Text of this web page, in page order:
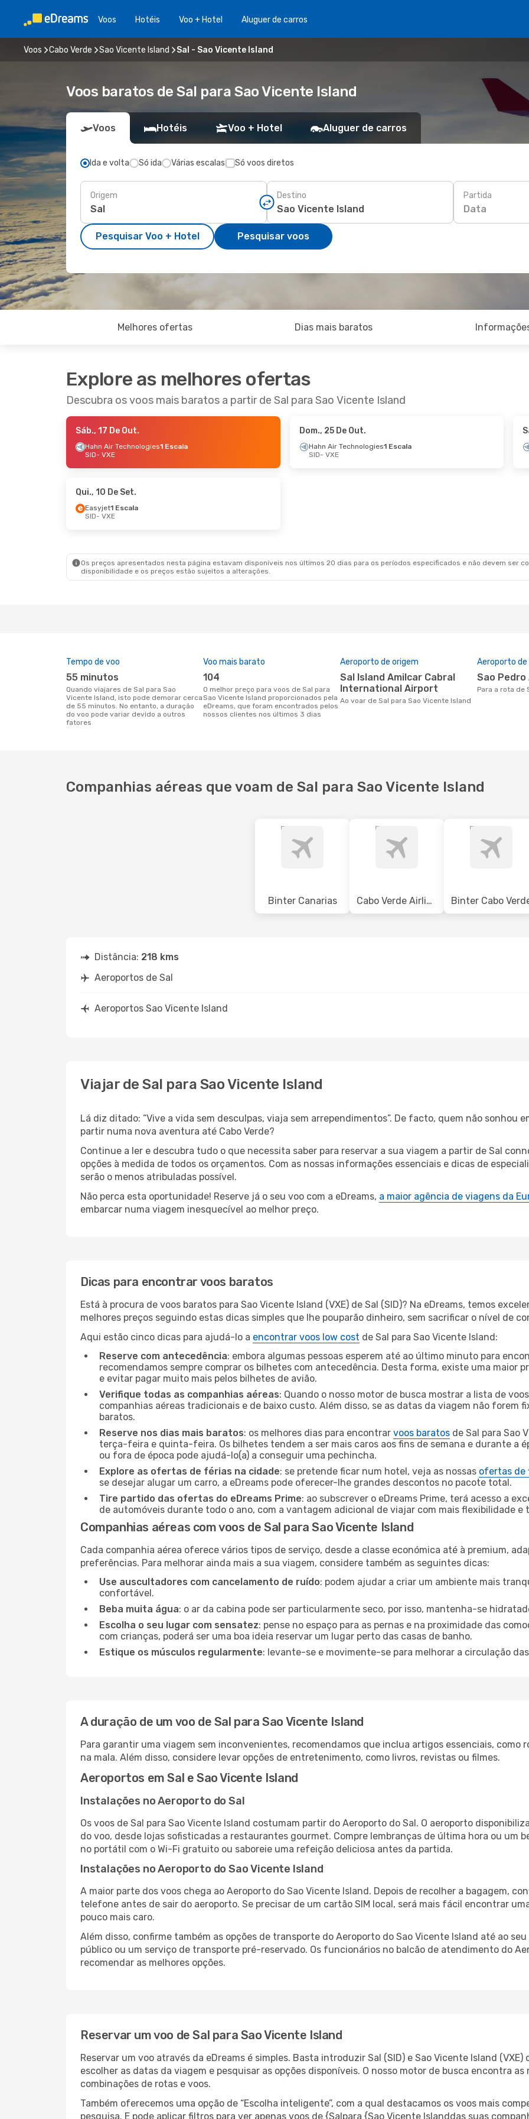
Voos Hotéis Voo + Hotel Aluguer de carros
Voos Cabo Verde Sao Vicente Island Sal - Sao Vicente Island
Voos baratos de Sal para Sao Vicente Island
Voos Hotéis Voo + Hotel Aluguer de carros
Ida e volta Só ida Várias escalas Só voos diretos
Origem Destino Partida
Data
Pesquisar Voo + Hotel Pesquisar voos
Melhores ofertas Dias mais baratos
Explore as melhores ofertas
Descubra os voos mais baratos a partir de Sal para Sao Vicente Island
Sáb., 17 De Out.
Hahn Air Technologies1 Escala
SID- VXE
Dom., 25 De Out.
Hahn Air Technologies1 Escala
SID- VXE
Qui., 10 De Set.
Easyjet1 Escala
SID- VXE
Os preços apresentados nesta página estavam disponíveis nos últimos 20 dias para os períodos especificados e não devem ser
disponibilidade e os preços estão sujeitos a alterações.
Tempo de voo
55 minutos
Quando viajares de Sal para Sao
Vicente Island, isto pode demorar cerca
de 55 minutos. No entanto, a duração
do voo pode variar devido a outros
fatores
Voo mais barato
104
O melhor preço para voos de Sal para
Sao Vicente Island proporcionados pela
eDreams, que foram encontrados pelos
nossos clientes nos últimos 3 dias
Aeroporto de origem
Sal Island Amilcar Cabral
International Airport
Ao voar de Sal para Sao Vicente Island
Aeroporto
Sao
Para a rota
Companhias aéreas que voam de Sal para Sao Vicente Island
Binter Canarias Cabo Verde Airlines Binter Cabo
Distância: 218 kms
Aeroportos de Sal
Aeroportos Sao Vicente Island
Viajar de Sal para Sao Vicente Island
Lá diz ditado: “Vive a vida sem desculpas, viaja sem arrependimentos”. De facto, quem não sonhou
partir numa nova aventura até Cabo Verde?
Continue a ler e descubra tudo o que necessita saber para reservar a sua viagem a partir de Sal
opções à medida de todos os orçamentos. Com as nossas informações essenciais e dicas de
serão o menos atribuladas possível.
Não perca esta oportunidade! Reserve já o seu voo com a eDreams, a maior agência de viagens da
embarcar numa viagem inesquecível ao melhor preço.
Dicas para encontrar voos baratos
Está à procura de voos baratos para Sao Vicente Island (VXE) de Sal (SID)? Na eDreams, temos
melhores preços seguindo estas dicas simples que lhe pouparão dinheiro, sem sacrificar o nível de
Aqui estão cinco dicas para ajudá-lo a encontrar voos low cost de Sal para Sao Vicente Island:
Reserve com antecedência: embora algumas pessoas esperem até ao último minuto para
recomendamos sempre comprar os bilhetes com antecedência. Desta forma, existe uma maior
e evitar pagar muito mais pelos bilhetes de avião.
Verifique todas as companhias aéreas: Quando o nosso motor de busca mostrar a lista de
companhias aéreas tradicionais e de baixo custo. Além disso, se as datas da viagem não forem
baratos.
Reserve nos dias mais baratos: os melhores dias para encontrar voos baratos de Sal para Sao
terça-feira e quinta-feira. Os bilhetes tendem a ser mais caros aos fins de semana e durante a
ou fora de época pode ajudá-lo(a) a conseguir uma pechincha.
Explore as ofertas de férias na cidade: se pretende ficar num hotel, veja as nossas ofertas de
se desejar alugar um carro, a eDreams pode oferecer-lhe grandes descontos no pacote total.
Tire partido das ofertas do eDreams Prime: ao subscrever o eDreams Prime, terá acesso a
de automóveis durante todo o ano, com a vantagem adicional de viajar com mais flexibilidade e
Companhias aéreas com voos de Sal para Sao Vicente Island
Cada companhia aérea oferece vários tipos de serviço, desde a classe económica até à premium,
preferências. Para melhorar ainda mais a sua viagem, considere também as seguintes dicas:
Use auscultadores com cancelamento de ruído: podem ajudar a criar um ambiente mais
confortável.
Beba muita água: o ar da cabina pode ser particularmente seco, por isso, mantenha-se
Escolha o seu lugar com sensatez: pense no espaço para as pernas e na proximidade das
com crianças, poderá ser uma boa ideia reservar um lugar perto das casas de banho.
Estique os músculos regularmente: levante-se e movimente-se para melhorar a circulação
A duração de um voo de Sal para Sao Vicente Island
Para garantir uma viagem sem inconvenientes, recomendamos que inclua artigos essenciais, como
na mala. Além disso, considere levar opções de entretenimento, como livros, revistas ou filmes.
Aeroportos em Sal e Sao Vicente Island
Instalações no Aeroporto do Sal
Os voos de Sal para Sao Vicente Island costumam partir do Aeroporto do Sal. O aeroporto
do voo, desde lojas sofisticadas a restaurantes gourmet. Compre lembranças de última hora ou um
no portátil com o Wi-Fi gratuito ou saboreie uma refeição deliciosa antes da partida.
Instalações no Aeroporto do Sao Vicente Island
A maior parte dos voos chega ao Aeroporto do Sao Vicente Island. Depois de recolher a bagagem,
telefone antes de sair do aeroporto. Se precisar de um cartão SIM local, será mais fácil encontrar
pouco mais caro.
Além disso, confirme também as opções de transporte do Aeroporto do Sao Vicente Island até ao
público ou um serviço de transporte pré-reservado. Os funcionários no balcão de atendimento do
recomendar as melhores opções.
Reservar um voo de Sal para Sao Vicente Island
Reservar um voo através da eDreams é simples. Basta introduzir Sal (SID) e Sao Vicente Island
escolher as datas da viagem e pesquisar as opções disponíveis. O nosso motor de busca encontra
combinações de rotas e voos.
Também oferecemos uma opção de “Escolha inteligente”, com a qual destacamos os voos mais
pesquisa. E pode aplicar filtros para ver apenas voos de {Salpara {Sao Vicente Islanddas suas